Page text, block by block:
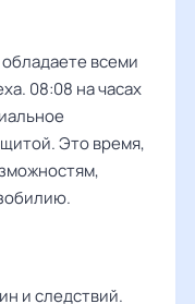
всеми
08:08 на часах
Это время,
и следствий.